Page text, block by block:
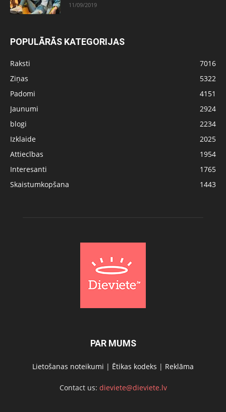
11/09/2019
POPULĀRĀS KATEGORIJAS
Raksti
7016
Ziņas
5322
Padomi
4151
Jaunumi
2924
blogi
2234
Izklaide
2025
Attiecības
1954
Interesanti
1765
Skaistumkopšana
1443
PAR MUMS
Lietošanas noteikumi | Ētikas kodeks | Reklāma
Contact us: dieviete@dieviete.lv